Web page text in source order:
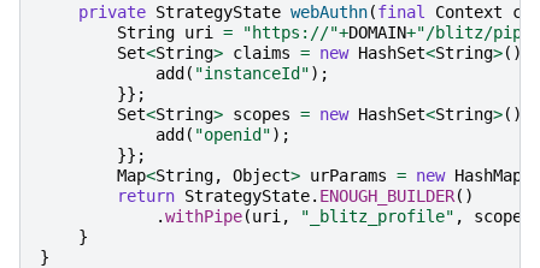
private StrategyState webAuthn(final Context
ctx
String uri = "https://"+DOMAIN+"/blitz/pipes/
Set<String> claims = new HashSet<String>(){{
add( "instanceId");
}};
Set<String> scopes = new HashSet<String>(){{
add( "openid");
}};
Map<String, Object> urParams = new HashMap
return StrategyState. ENOUGH_BUILDER()
.withPipe(uri , "_blitz_profile" , scopes
}
}